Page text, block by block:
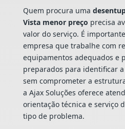
Quem procura uma
Vista menor preço precisa
valor do serviço. É
empresa que trabalhe com
equipamentos adequados e
preparados para identificar
sem comprometer a
a Ajax Soluções oferece
orientação técnica e serviço
tipo de problema.